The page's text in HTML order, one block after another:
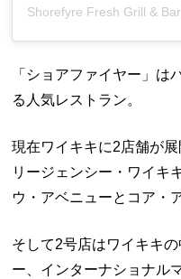
「ショアファイヤー」は
る人気レストラン。
現在ワイキキに2店舗が
リージェンシー・ワイキ
ウ・アベニューとコア・
そして2号店はワイキキ
ー、インターナショナル